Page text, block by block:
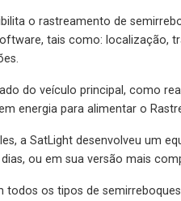
o rastreamento de
tais como: localização,
do veículo principal, como
energia para alimentar o
a SatLight desenvolveu um
dias, ou em sua versão mais
todos os tipos de semirreboques